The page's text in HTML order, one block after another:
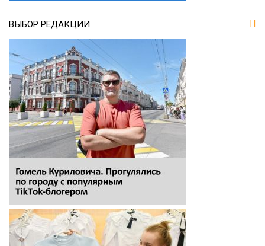
ВЫБОР РЕДАКЦИИ